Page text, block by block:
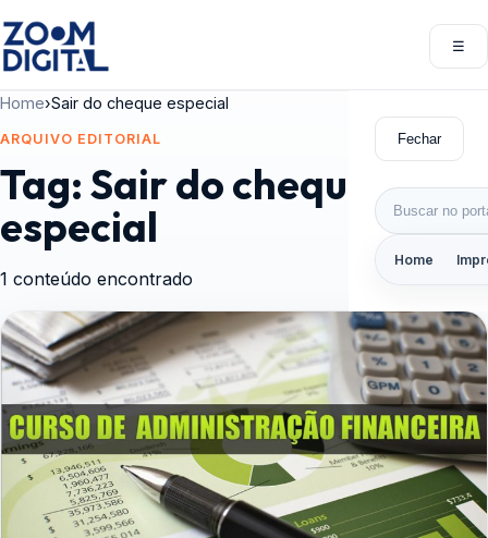
☰
Fechar
Buscar por:
Home
Home›Sair do cheque especial
ARQUIVO EDITORIAL
Tag:Sair do cheque
especial
1 conteúdo encontrado